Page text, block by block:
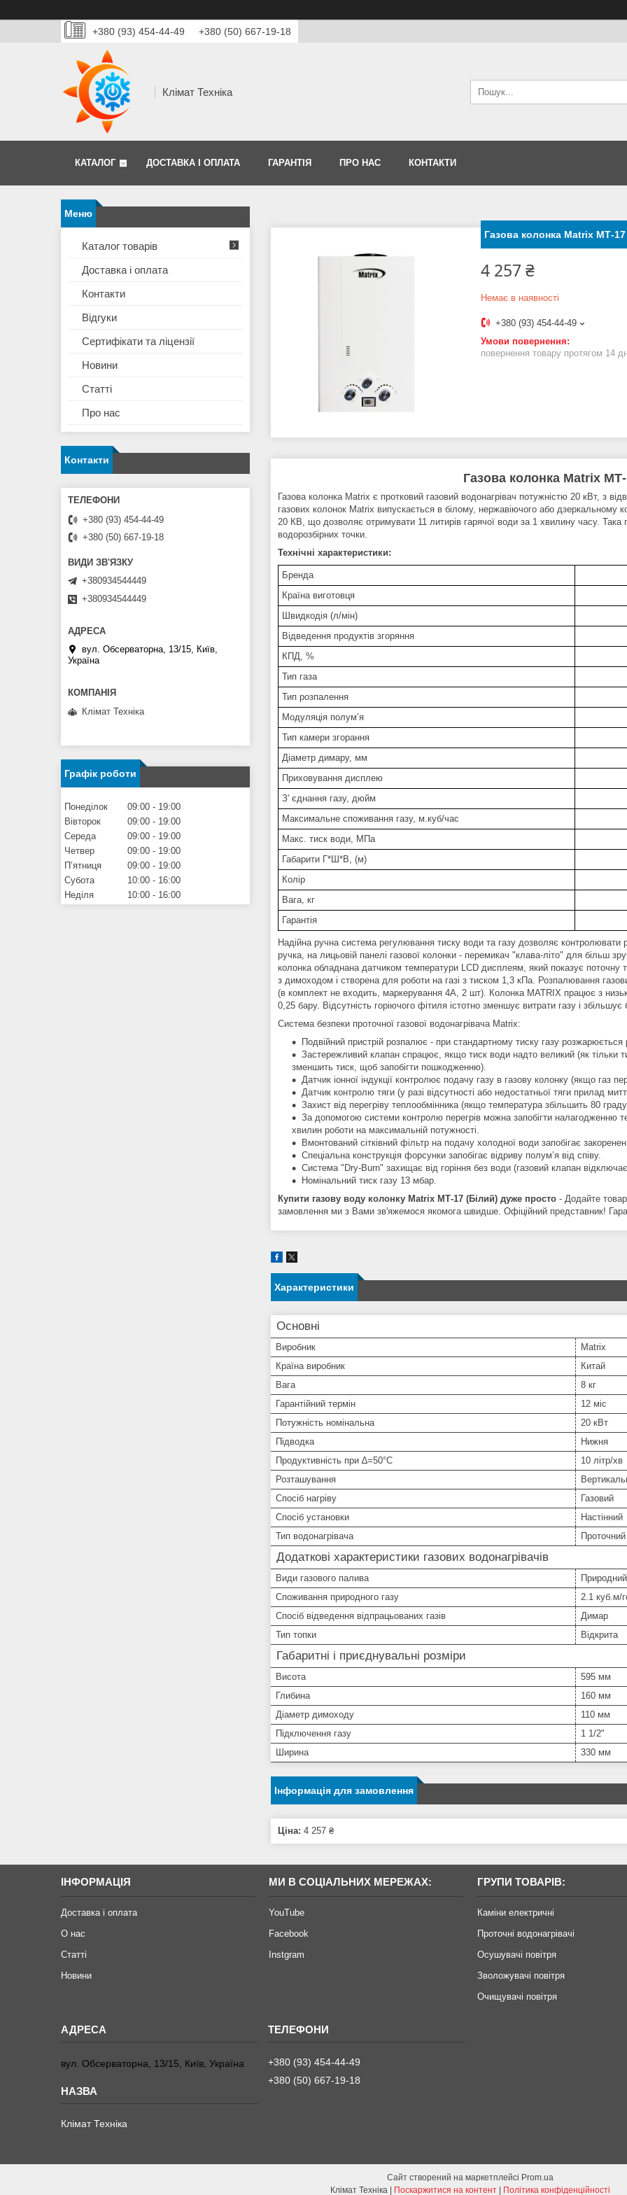
+380 (93) 454-44-49 +380 (50) 667-19-18
Клімат Техніка
КАТАЛОГ ДОСТАВКА І ОПЛАТА ГАРАНТІЯ ПРО НАС КОНТАКТИ
Газова колонка Matrix МТ-
4 257 ₴
Немає в наявності
+380 (93) 454-44-49
повернення товару протягом 14
Газова колонка Matrix
Газова колонка Matrix є протковий газовий водонагрівач потужністю 20 кВт, з
газових колонок Matrix випускається в білому, нержавіючого або дзеркальному
20 КВ, що дозволяє отримувати 11 литирів гарячої води за 1 хвилину часу.
водорозбірних точки.
Технічні характеристики:
Бренда
Країна виготовця
Швидкодія (л/мін)
Відведення продуктів згоряння
КПД, %
Тип газа
Тип розпалення
Модуляція полум’я
Тип камери згорання
Діаметр димару, мм
Приховування дисплею
З' єднання газу, дюйм
Максимальне споживання газу, м.куб/час
Макс. тиск води, МПа
Габарити Г*Ш*В, (м)
Колір
Вага, кг
Гарантія
Надійна ручна система регулювання тиску води та газу дозволяє контролювати
ручка, на лицьовій панелі газової колонки - перемикач "клава-літо" для більш
колонка обладнана датчиком температури LCD дисплеям, який показує
з димоходом і створена для роботи на газі з тиском 1,3 кПа. Розпалювання
(в комплект не входить, маркерування 4А, 2 шт). Колонка MATRIX працює з
0,25 бару. Відсутність горіючого фітиля істотно зменшує витрати газу і збільшує
Система безпеки проточної газової водонагрівача Matrix:
Подвійний пристрій розпалює - при стандартному тиску газу розжарюється
Застережливий клапан спрацює, якщо тиск води надто великий (як тільки
зменшить тиск, щоб запобігти пошкодженню).
Датчик іонної індукції контролює подачу газу в газову колонку (якщо газ
Датчик контролю тяги (у разі відсутності або недостатньої тяги прилад
Захист від перегріву теплообмінника (якщо температура збільшить 80
За допомогою системи контролю перегрів можна запобігти налагодженню
хвилин роботи на максимальній потужності.
Вмонтований сітківний фільтр на подачу холодної води запобігає
Спеціальна конструкція форсунки запобігає відриву полум’я від співу.
Система "Dry-Burn" захищає від горіння без води (газовий клапан
Номінальний тиск газу 13 мбар.
Купити газову воду колонку Matrix МТ-17 (Білий) дуже просто - Додайте товар
замовлення ми з Вами зв'яжемося якомога швидше. Офіційний представник!
Характеристики
Основні
Виробник
Matrix
Країна виробник
Китай
Вага
8 кг
Гарантійний термін
12 міс
Потужність номінальна
20 кВт
Підводка
Нижня
Продуктивність при ∆=50°С
10 літр/хв
Розташування
Спосіб нагріву
Газовий
Спосіб установки
Настінний
Тип водонагрівача
Проточний
Додаткові характеристики газових водонагрівачів
Види газового палива
Природний
Споживання природного газу
2.1 куб.м/
Спосіб відведення відпрацьованих газів
Димар
Тип топки
Відкрита
Габаритні і приєднувальні розміри
Висота
595 мм
Глибина
160 мм
Діаметр димоходу
110 мм
Підключення газу
1 1/2"
Ширина
330 мм
Інформація для замовлення
Ціна: 4 257 ₴
Каталог товарів
Доставка і оплата
Контакти
Відгуки
Сертифікати та ліцензії
Новини
Статті
Про нас
Контакти
+380 (93) 454-44-49
+380 (50) 667-19-18
+380934544449
+380934544449
вул. Обсерваторна, 13/15, Київ,
Україна
Клімат Техніка
Графік роботи
Понеділок 09:00
19:00
Вівторок
09:00
19:00
Середа
09:00
19:00
Четвер
09:00
19:00
Пʼятниця
09:00
19:00
Субота
10:00
16:00
Неділя
10:00 16:00
ІНФОРМАЦІЯ
Доставка і оплата
О нас
Статті
Новини
МИ В СОЦІАЛЬНИХ МЕРЕЖАХ:
YouTube
Facebook
Instgram
ГРУПИ ТОВАРІВ:
Каміни електричні
Проточні водонагрівачі
Осушувачі повітря
Зволожувачі повітря
Очищувачі повітря
вул. Обсерваторна, 13/15, Київ, Україна
Клімат Техніка
+380 (93) 454-44-49
+380 (50) 667-19-18
Сайт створений на маркетплейсі Prom.ua
Клімат Техніка | Поскаржитися на контент | Політика конфіденційності